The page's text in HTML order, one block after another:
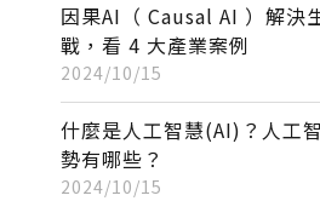
因果AI（ Causal AI ）解決
戰，看 4 大產業案例
2024/10/15
什麼是人工智慧(AI)？人工
勢有哪些？
2024/10/15